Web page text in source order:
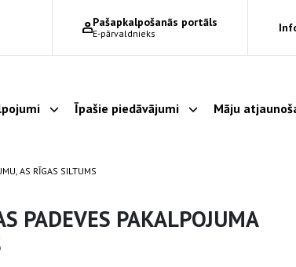
Pašapkalpošanās portāls
E-pārvaldnieks
Parādīt apakšizvēlni
Īpašie piedāvājumi Parādīt
Māju
AS RĪGAS SILTUMS
PADEVES PAKALPOJUMA